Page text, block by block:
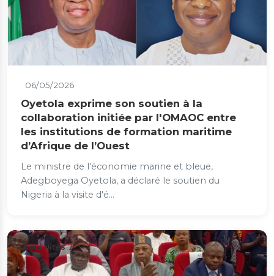
06/05/2026
Oyetola exprime son soutien à la
collaboration initiée par l'OMAOC entre
les institutions de formation maritime
d’Afrique de l’Ouest
Le ministre de l'économie marine et bleue,
Adegboyega Oyetola, a déclaré le soutien du
Nigeria à la visite d'é...
Actualités